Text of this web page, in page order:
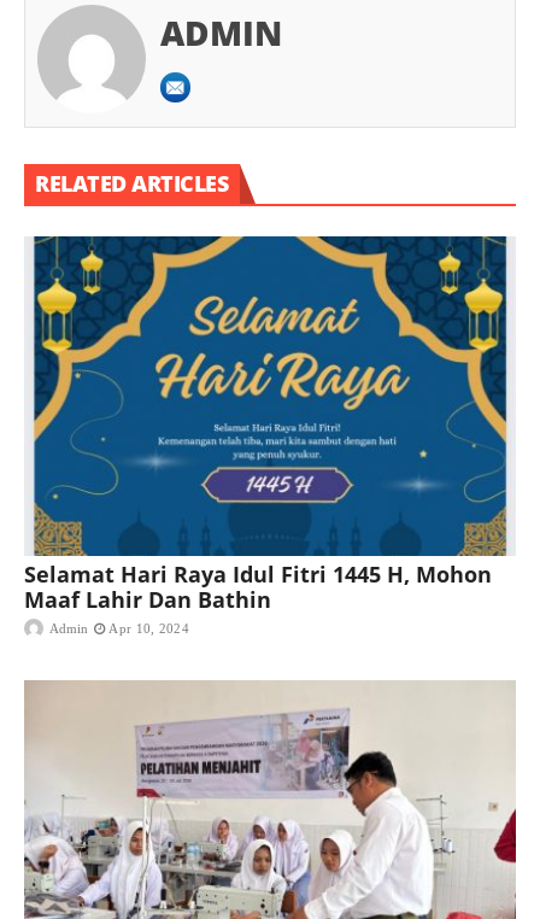
ADMIN
RELATED ARTICLES
Selamat Hari Raya Idul Fitri 1445 H, Mohon
Maaf Lahir Dan Bathin
Admin Apr 10, 2024